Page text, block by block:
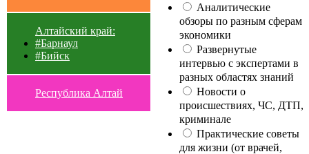
Алтайский край:
#Барнаул
#Бийск
Республика Алтай
Аналитические
обзоры по разным сферам
экономики
Развернутые
интервью с экспертами в
разных областях знаний
Новости о
происшествиях, ЧС, ДТП,
криминале
Практические советы
для жизни (от врачей,